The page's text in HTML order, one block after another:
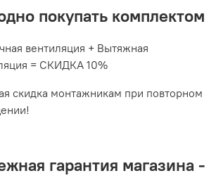
покупать комплектом
вентиляция + Вытяжная
= СКИДКА 10%
скидка монтажникам при повторном
гарантия магазина -